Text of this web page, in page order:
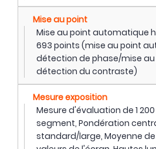
Mise au point
Mise au point automatique
693 points (mise au point
détection de phase/mise
détection du contraste)
Mesure exposition
Mesure d'évaluation de 1
segment, Pondération
standard/large, Moyenne